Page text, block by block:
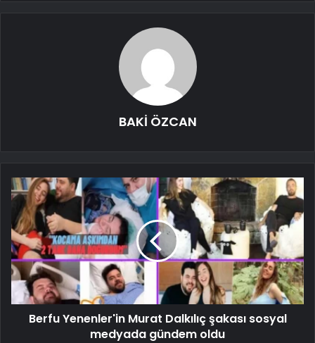
BAKİ ÖZCAN
Berfu Yenenler'in Murat Dalkılıç şakası sosyal
medyada gündem oldu